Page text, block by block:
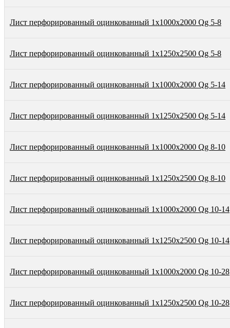
Лист перфорированный оцинкованный 1х1000х2000 Qg 5-8
Лист перфорированный оцинкованный 1х1250х2500 Qg 5-8
Лист перфорированный оцинкованный 1х1000х2000 Qg 5-14
Лист перфорированный оцинкованный 1х1250х2500 Qg 5-14
Лист перфорированный оцинкованный 1х1000х2000 Qg 8-10
Лист перфорированный оцинкованный 1х1250х2500 Qg 8-10
Лист перфорированный оцинкованный 1х1000х2000 Qg 10-14
Лист перфорированный оцинкованный 1х1250х2500 Qg 10-14
Лист перфорированный оцинкованный 1х1000х2000 Qg 10-28
Лист перфорированный оцинкованный 1х1250х2500 Qg 10-28